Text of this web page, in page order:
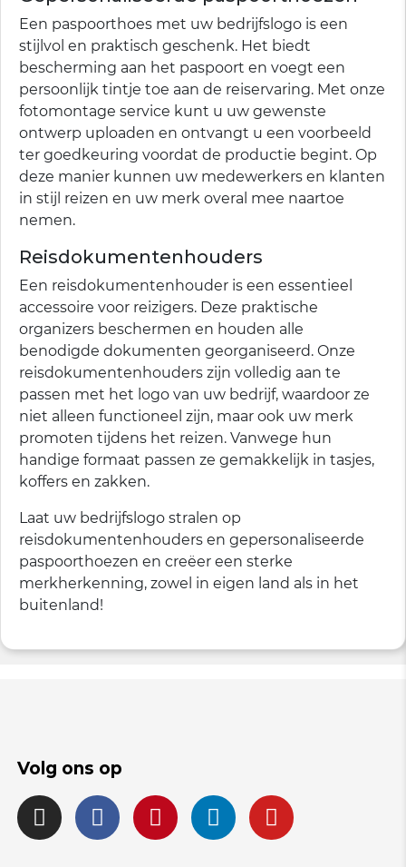
Een paspoorthoes met uw bedrijfslogo is een
stijlvol en praktisch geschenk. Het biedt
bescherming aan het paspoort en voegt een
persoonlijk tintje toe aan de reiservaring. Met onze
fotomontage service kunt u uw gewenste
ontwerp uploaden en ontvangt u een voorbeeld
ter goedkeuring voordat de productie begint. Op
deze manier kunnen uw medewerkers en klanten
in stijl reizen en uw merk overal mee naartoe
nemen.
Reisdokumentenhouders
Een reisdokumentenhouder is een essentieel
accessoire voor reizigers. Deze praktische
organizers beschermen en houden alle
benodigde dokumenten georganiseerd. Onze
reisdokumentenhouders zijn volledig aan te
passen met het logo van uw bedrijf, waardoor ze
niet alleen functioneel zijn, maar ook uw merk
promoten tijdens het reizen. Vanwege hun
handige formaat passen ze gemakkelijk in tasjes,
koffers en zakken.
Laat uw bedrijfslogo stralen op
reisdokumentenhouders en gepersonaliseerde
paspoorthoezen en creëer een sterke
merkherkenning, zowel in eigen land als in het
buitenland!
Volg ons op